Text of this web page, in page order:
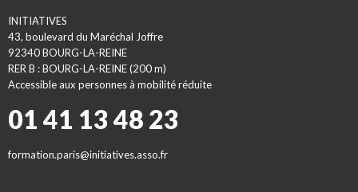
INITIATIVES
43, boulevard du Maréchal Joffre
92340 BOURG-LA-REINE
RER B : BOURG-LA-REINE (200 m)
Accessible aux personnes à mobilité réduite
01 41 13 48 23
formation.paris@initiatives.asso.fr